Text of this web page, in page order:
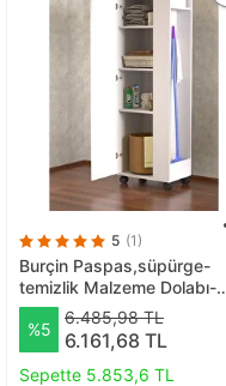
5 (1)
Burçin Paspas,süpürge-
temizlik Malzeme Dolabı-
Çok Amaçlı Dolap Paspas-
vileda Banyo Dolabı Beyaz-
60cm
%5
6.485,98 TL
6.161,68 TL
Sepette 5.853,6 TL